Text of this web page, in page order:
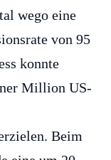
wego eine
von 95
konnte
Million US-
Beim